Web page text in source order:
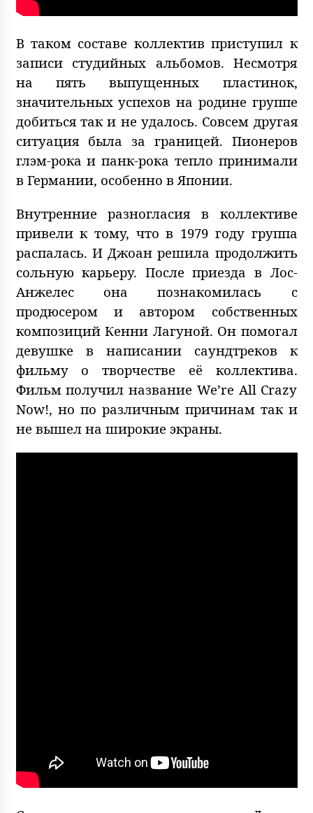
В таком составе коллектив приступил к
записи студийных альбомов. Несмотря
на пять выпущенных пластинок,
значительных успехов на родине группе
добиться так и не удалось. Совсем другая
ситуация была за границей. Пионеров
глэм-рока и панк-рока тепло принимали
в Германии, особенно в Японии.
Внутренние разногласия в коллективе
привели к тому, что в 1979 году группа
распалась. И Джоан решила продолжить
сольную карьеру. После приезда в Лос-
Анжелес она познакомилась с
продюсером и автором собственных
композиций Кенни Лагуной. Он помогал
девушке в написании саундтреков к
фильму о творчестве её коллектива.
Фильм получил название We’re All Crazy
Now!, но по различным причинам так и
не вышел на широкие экраны.